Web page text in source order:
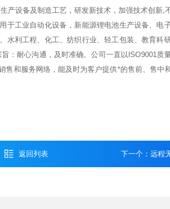
产设备及制造工艺，研发新技术，加强技术创新,
于工业自动化设备，新能源锂电池生产设备、电
水利工程、化工、纺织行业、轻工包装、教育科
旨：耐心沟通，及时准确。公司一直以ISO9001质
售和服务网络，能及时为客户提供*的售前、售中
返回列表 下一个： 远程